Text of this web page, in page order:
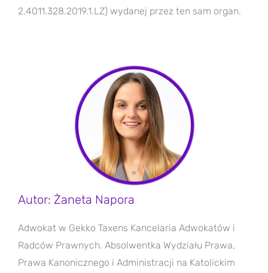
2.4011.328.2019.1.LZ) wydanej przez ten sam organ.
Autor: Żaneta Napora
Adwokat w Gekko Taxens Kancelaria Adwokatów i
Radców Prawnych. Absolwentka Wydziału Prawa,
Prawa Kanonicznego i Administracji na Katolickim